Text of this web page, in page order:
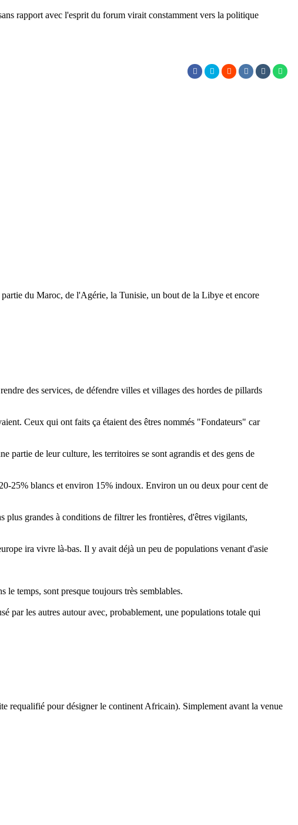
rapport avec l'esprit du forum virait constamment vers la politique
du Maroc, de l'Agérie, la Tunisie, un bout de la Libye et encore
des services, de défendre villes et villages des hordes de pillards
Ceux qui ont faits ça étaient des êtres nommés "Fondateurs" car
partie de leur culture, les territoires se sont agrandis et des gens de
25% blancs et environ 15% indoux. Environ un ou deux pour cent de
plus grandes à conditions de filtrer les frontières, d'êtres vigilants,
ira vivre là-bas. Il y avait déjà un peu de populations venant d'asie
le temps, sont presque toujours très semblables.
par les autres autour avec, probablement, une populations totale qui
requalifié pour désigner le continent Africain). Simplement avant la venue